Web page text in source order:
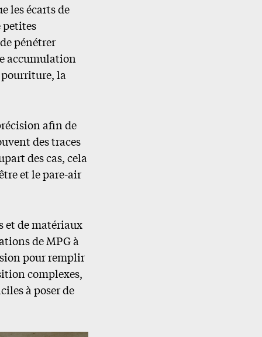
les écarts de
petites
pénétrer
accumulation
la
afin de
des traces
des cas, cela
et le pare-air
et de matériaux
de MPG à
pour remplir
complexes,
à poser de